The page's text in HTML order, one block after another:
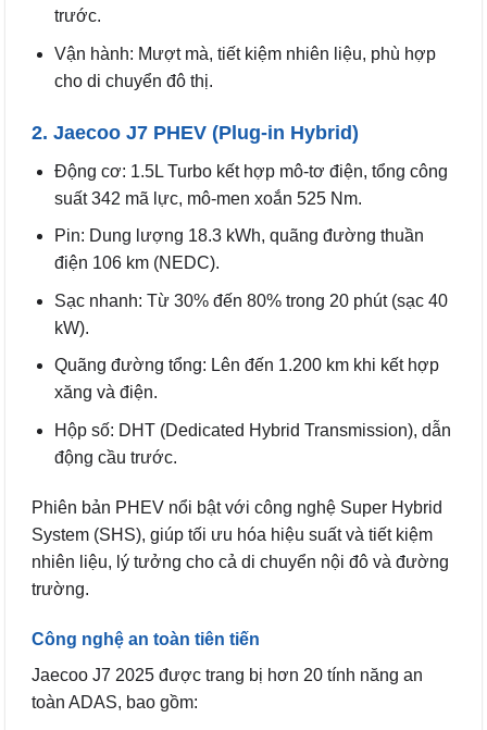
trước.
Vận hành: Mượt mà, tiết kiệm nhiên liệu, phù hợp
cho di chuyển đô thị.
2. Jaecoo J7 PHEV (Plug-in Hybrid)
Động cơ: 1.5L Turbo kết hợp mô-tơ điện, tổng công
suất 342 mã lực, mô-men xoắn 525 Nm.
Pin: Dung lượng 18.3 kWh, quãng đường thuần
điện 106 km (NEDC).
Sạc nhanh: Từ 30% đến 80% trong 20 phút (sạc 40
kW).
Quãng đường tổng: Lên đến 1.200 km khi kết hợp
xăng và điện.
Hộp số: DHT (Dedicated Hybrid Transmission), dẫn
động cầu trước.
Phiên bản PHEV nổi bật với công nghệ Super Hybrid
System (SHS), giúp tối ưu hóa hiệu suất và tiết kiệm
nhiên liệu, lý tưởng cho cả di chuyển nội đô và đường
trường.
Công nghệ an toàn tiên tiến
Jaecoo J7 2025 được trang bị hơn 20 tính năng an
toàn ADAS, bao gồm: